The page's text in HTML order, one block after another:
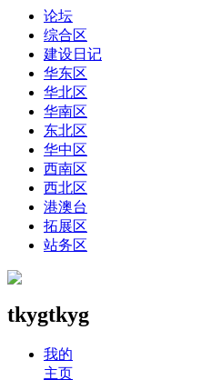
论坛
综合区
建设日记
华东区
华北区
华南区
东北区
华中区
西南区
西北区
港澳台
拓展区
站务区
tkygtkyg
我的
主页